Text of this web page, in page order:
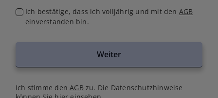
Ich bestätige, dass ich volljährig und mit den AGB
einverstanden bin.
Weiter
Ich stimme denAGB zu. Die Datenschutzhinweise